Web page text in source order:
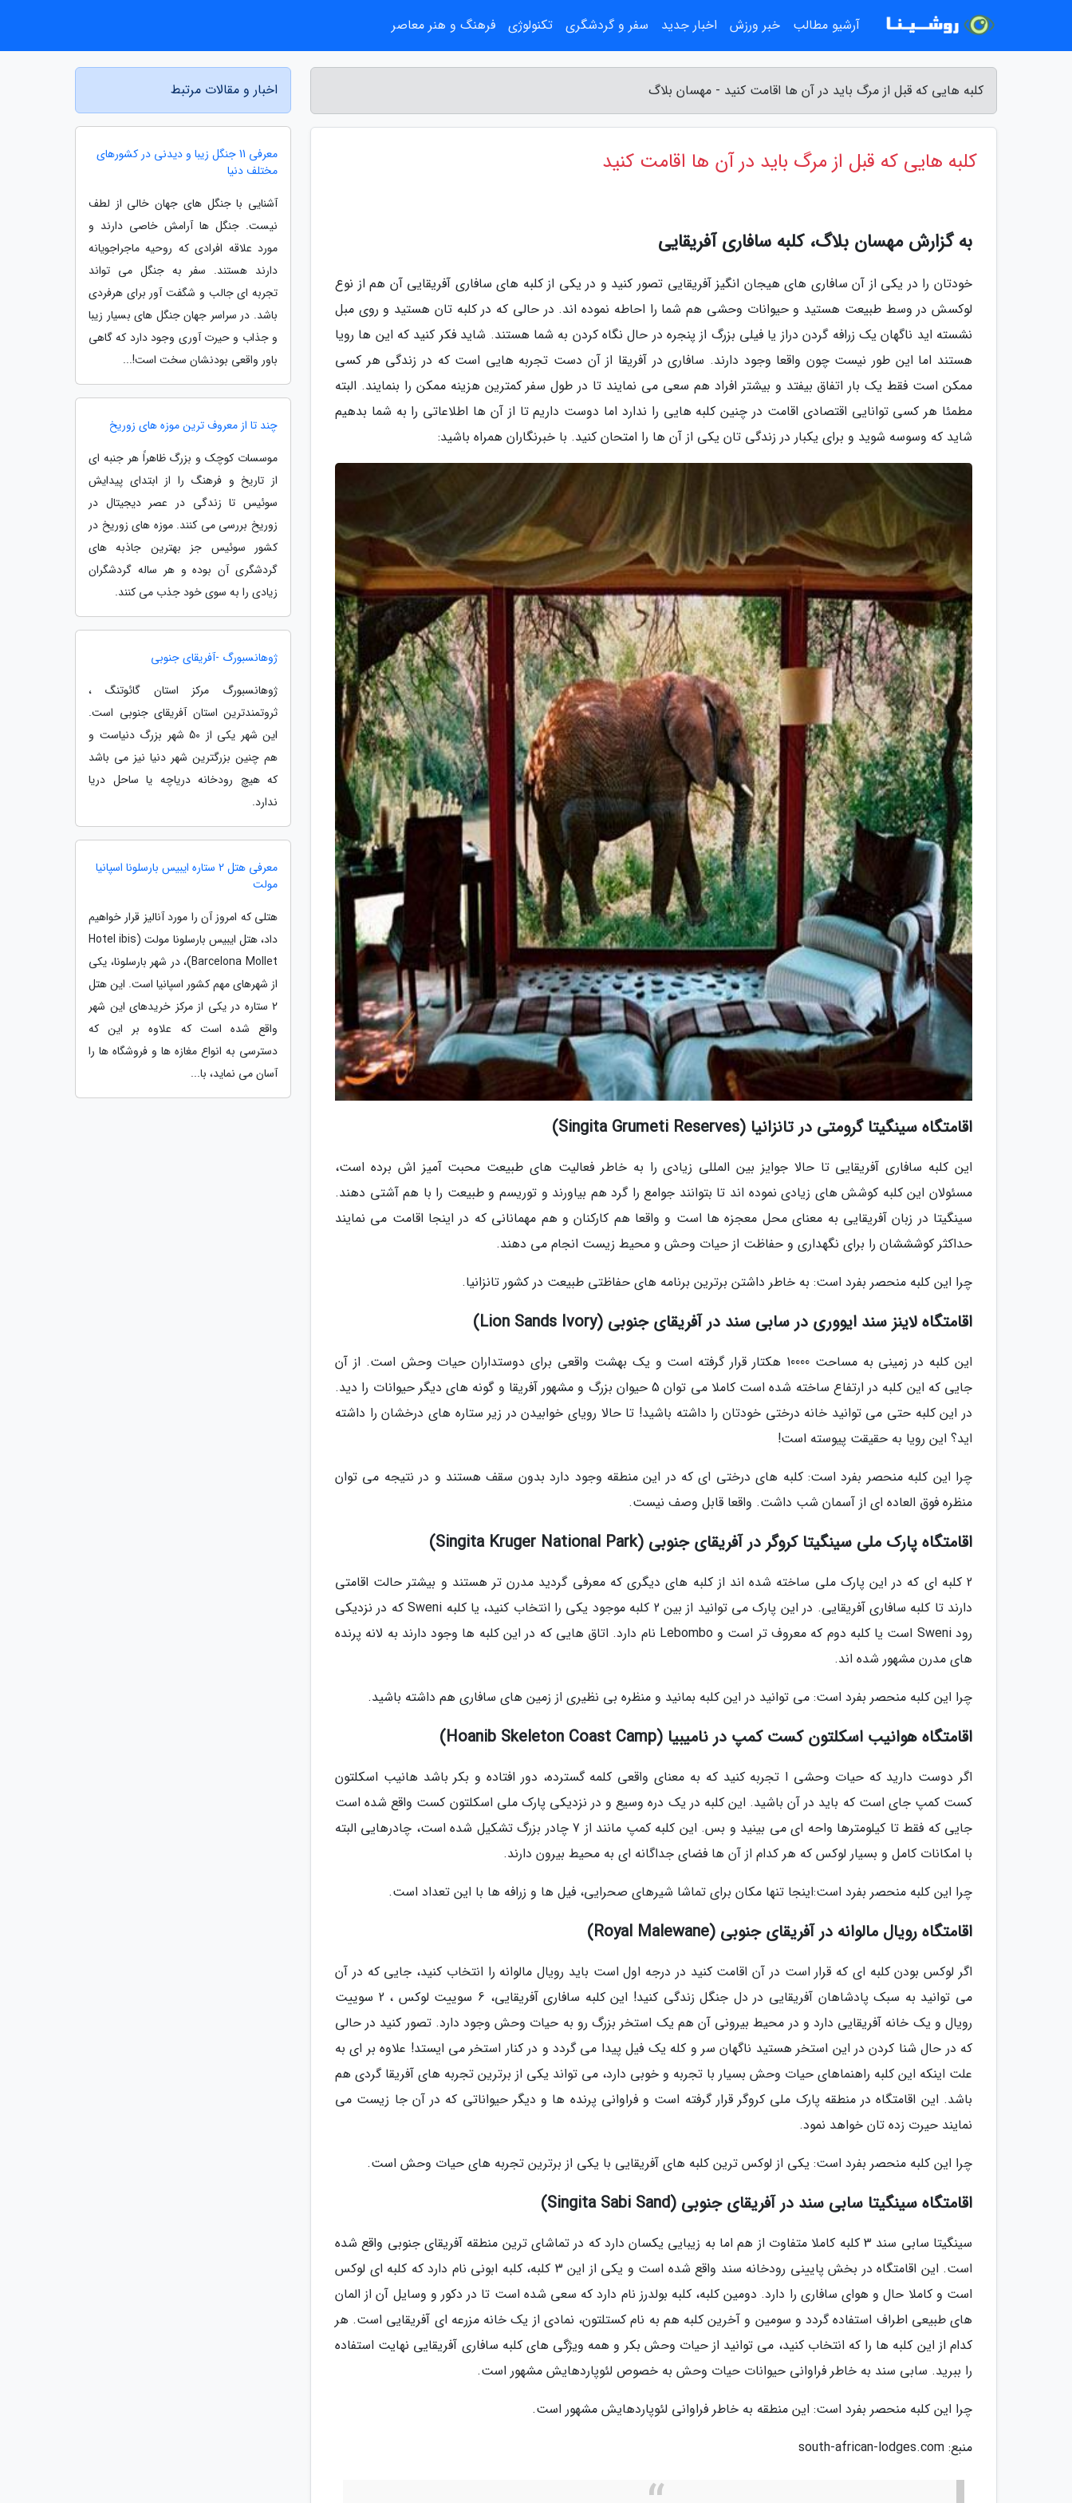
کلبه هایی که قبل از مرگ باید در آن ها اقامت کنید - مهسان بلاگ
کلبه هایی که قبل از مرگ باید در آن ها اقامت کنید
به گزارش مهسان بلاگ، کلبه سافاری آفریقایی
خودتان را در یکی از آن سافاری های هیجان انگیز آفریقایی تصور کنید و در یکی از کلبه های سافاری آفریقایی آن هم از نوع
لوکسش در وسط طبیعت هستید و حیوانات وحشی هم شما را احاطه نموده اند. در حالی که در کلبه تان هستید و روی مبل
نشسته اید ناگهان یک زرافه گردن دراز یا فیلی بزرگ از پنجره در حال نگاه کردن به شما هستند. شاید فکر کنید که این ها رویا
هستند اما این طور نیست چون واقعا وجود دارند. سافاری در آفریقا از آن دست تجربه هایی است که در زندگی هر کسی
ممکن است فقط یک بار اتفاق بیفتد و بیشتر افراد هم سعی می نمایند تا در طول سفر کمترین هزینه ممکن را بنمایند. البته
مطمئا هر کسی توانایی اقتصادی اقامت در چنین کلبه هایی را ندارد اما دوست داریم تا از آن ها اطلاعاتی را به شما بدهیم
شاید که وسوسه شوید و برای یکبار در زندگی تان یکی از آن ها را امتحان کنید. با خبرنگاران همراه باشید:
اقامتگاه سینگیتا گرومتی در تانزانیا (Singita Grumeti Reserves)
این کلبه سافاری آفریقایی تا حالا جوایز بین المللی زیادی را به خاطر فعالیت های طبیعت محبت آمیز اش برده است،
مسئولان این کلبه کوشش های زیادی نموده اند تا بتوانند جوامع را گرد هم بیاورند و توریسم و طبیعت را با هم آشتی دهند.
سینگیتا در زبان آفریقایی به معنای محل معجزه ها است و واقعا هم کارکنان و هم مهمانانی که در اینجا اقامت می نمایند
حداکثر کوشششان را برای نگهداری و حفاظت از حیات وحش و محیط زیست انجام می دهند.
چرا این کلبه منحصر بفرد است: به خاطر داشتن برترین برنامه های حفاظتی طبیعت در کشور تانزانیا.
اقامتگاه لاینز سند ایووری در سابی سند در آفریقای جنوبی (Lion Sands Ivory)
این کلبه در زمینی به مساحت 10000 هکتار قرار گرفته است و یک بهشت واقعی برای دوستداران حیات وحش است. از آن
جایی که این کلبه در ارتفاع ساخته شده است کاملا می توان 5 حیوان بزرگ و مشهور آفریقا و گونه های دیگر حیوانات را دید.
در این کلبه حتی می توانید خانه درختی خودتان را داشته باشید! تا حالا رویای خوابیدن در زیر ستاره های درخشان را داشته
اید؟ این رویا به حقیقت پیوسته است!
چرا این کلبه منحصر بفرد است: کلبه های درختی ای که در این منطقه وجود دارد بدون سقف هستند و در نتیجه می توان
منظره فوق العاده ای از آسمان شب داشت. واقعا قابل وصف نیست.
اقامتگاه پارک ملی سینگیتا کروگر در آفریقای جنوبی (Singita Kruger National Park)
2 کلبه ای که در این پارک ملی ساخته شده اند از کلبه های دیگری که معرفی گردید مدرن تر هستند و بیشتر حالت اقامتی
دارند تا کلبه سافاری آفریقایی. در این پارک می توانید از بین 2 کلبه موجود یکی را انتخاب کنید، یا کلبه Sweni که در نزدیکی
رود Sweni است یا کلبه دوم که معروف تر است و Lebombo نام دارد. اتاق هایی که در این کلبه ها وجود دارند به لانه پرنده
های مدرن مشهور شده اند.
چرا این کلبه منحصر بفرد است: می توانید در این کلبه بمانید و منظره بی نظیری از زمین های سافاری هم داشته باشید.
اقامتگاه هوانیب اسکلتون کست کمپ در نامیبیا (Hoanib Skeleton Coast Camp)
اگر دوست دارید که حیات وحشی ا تجربه کنید که به معنای واقعی کلمه گسترده، دور افتاده و بکر باشد هانیب اسکلتون
کست کمپ جای است که باید در آن باشید. این کلبه در یک دره وسیع و در نزدیکی پارک ملی اسکلتون کست واقع شده است
جایی که فقط تا کیلومترها واحه ای می بینید و بس. این کلبه کمپ مانند از 7 چادر بزرگ تشکیل شده است، چادرهایی البته
با امکانات کامل و بسیار لوکس که هر کدام از آن ها فضای جداگانه ای به محیط بیرون دارند.
چرا این کلبه منحصر بفرد است:اینجا تنها مکان برای تماشا شیرهای صحرایی، فیل ها و زرافه ها با این تعداد است.
اقامتگاه رویال مالوانه در آفریقای جنوبی (Royal Malewane)
اگر لوکس بودن کلبه ای که قرار است در آن اقامت کنید در درجه اول است باید رویال مالوانه را انتخاب کنید، جایی که در آن
می توانید به سبک پادشاهان آفریقایی در دل جنگل زندگی کنید! این کلبه سافاری آفریقایی، 6 سوییت لوکس ، 2 سوییت
رویال و یک خانه آفریقایی دارد و در محیط بیرونی آن هم یک استخر بزرگ رو به حیات وحش وجود دارد. تصور کنید در حالی
که در حال شنا کردن در این استخر هستید ناگهان سر و کله یک فیل پیدا می گردد و در کنار استخر می ایستد! علاوه بر ای به
علت اینکه این کلبه راهنماهای حیات وحش بسیار با تجربه و خوبی دارد، می تواند یکی از برترین تجربه های آفریقا گردی هم
باشد. این اقامتگاه در منطقه پارک ملی کروگر قرار گرفته است و فراوانی پرنده ها و دیگر حیواناتی که در آن جا زیست می
نمایند حیرت زده تان خواهد نمود.
چرا این کلبه منحصر بفرد است: یکی از لوکس ترین کلبه های آفریقایی با یکی از برترین تجربه های حیات وحش است.
اقامتگاه سینگیتا سابی سند در آفریقای جنوبی (Singita Sabi Sand)
سینگیتا سابی سند 3 کلبه کاملا متفاوت از هم اما به زیبایی یکسان دارد که در تماشای ترین منطقه آفریقای جنوبی واقع شده
است. این اقامتگاه در بخش پایینی رودخانه سند واقع شده است و یکی از این 3 کلبه، کلبه ابونی نام دارد که کلبه ای لوکس
است و کاملا حال و هوای سافاری را دارد. دومین کلبه، کلبه بولدرز نام دارد که سعی شده است تا در دکور و وسایل آن از المان
های طبیعی اطراف استفاده گردد و سومین و آخرین کلبه هم به نام کستلتون، نمادی از یک خانه مزرعه ای آفریقایی است. هر
کدام از این کلبه ها را که انتخاب کنید، می توانید از حیات وحش بکر و همه ویژگی های کلبه سافاری آفریقایی نهایت استفاده
را ببرید. سابی سند به خاطر فراوانی حیوانات حیات وحش به خصوص لئوپاردهایش مشهور است.
چرا این کلبه منحصر بفرد است: این منطقه به خاطر فراوانی لئوپاردهایش مشهور است.
منبع: south-african-lodges.com
اخبار و مقالات مرتبط
معرفی 11 جنگل زیبا و دیدنی در کشورهای
مختلف دنیا
آشنایی با جنگل های جهان خالی از لطف
نیست. جنگل ها آرامش خاصی دارند و
مورد علاقه افرادی که روحیه ماجراجویانه
دارند هستند. سفر به جنگل می تواند
تجربه ای جالب و شگفت آور برای هرفردی
باشد. در سراسر جهان جنگل های بسیار زیبا
و جذاب و حیرت آوری وجود دارد که گاهی
باور واقعی بودنشان سخت است!...
چند تا از معروف ترین موزه های زوریخ
موسسات کوچک و بزرگ ظاهراً هر جنبه ای
از تاریخ و فرهنگ را از ابتدای پیدایش
سوئیس تا زندگی در عصر دیجیتال در
زوریخ بررسی می کنند. موزه های زوریخ در
کشور سوئیس جز بهترین جاذبه های
گردشگری آن بوده و هر ساله گردشگران
زیادی را به سوی خود جذب می کنند.
ژوهانسبورگ -آفریقای جنوبی
ژوهانسبورگ مرکز استان گائوتنگ ،
ثروتمندترین استان آفریقای جنوبی است.
این شهر یکی از 50 شهر بزرگ دنیاست و
هم چنین بزرگترین شهر دنیا نیز می باشد
که هیچ رودخانه دریاچه یا ساحل دریا
ندارد.
معرفی هتل 2 ستاره ایبیس بارسلونا اسپانیا
مولت
هتلی که امروز آن را مورد آنالیز قرار خواهیم
داد، هتل ایبیس بارسلونا مولت (Hotel ibis
Barcelona Mollet)، در شهر بارسلونا، یکی
از شهرهای مهم کشور اسپانیا است. این هتل
2 ستاره در یکی از مرکز خریدهای این شهر
واقع شده است که علاوه بر این که
دسترسی به انواع مغازه ها و فروشگاه ها را
آسان می نماید، با...
آرشیو مطالب خبر ورزش اخبار جدید سفر و گردشگری تکنولوژی فرهنگ و هنر معاصر